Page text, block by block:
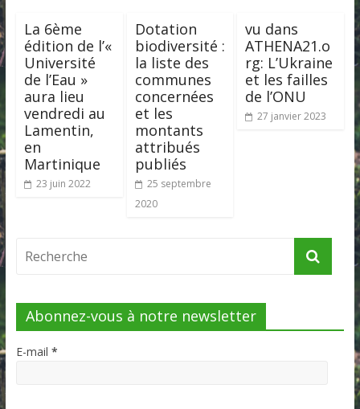
La 6ème
édition de l’«
Université
de l’Eau »
aura lieu
vendredi au
Lamentin,
en
Martinique
23 juin 2022
Dotation
biodiversité :
la liste des
communes
concernées
et les
montants
attribués
publiés
25 septembre
2020
vu dans
ATHENA21.o
rg: L’Ukraine
et les failles
de l’ONU
27 janvier 2023
Abonnez-vous à notre newsletter
E-mail *